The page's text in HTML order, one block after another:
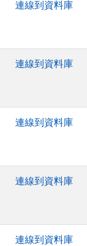
連線到資料庫
連線到資料庫
連線到資料庫
連線到資料庫
連線到資料庫